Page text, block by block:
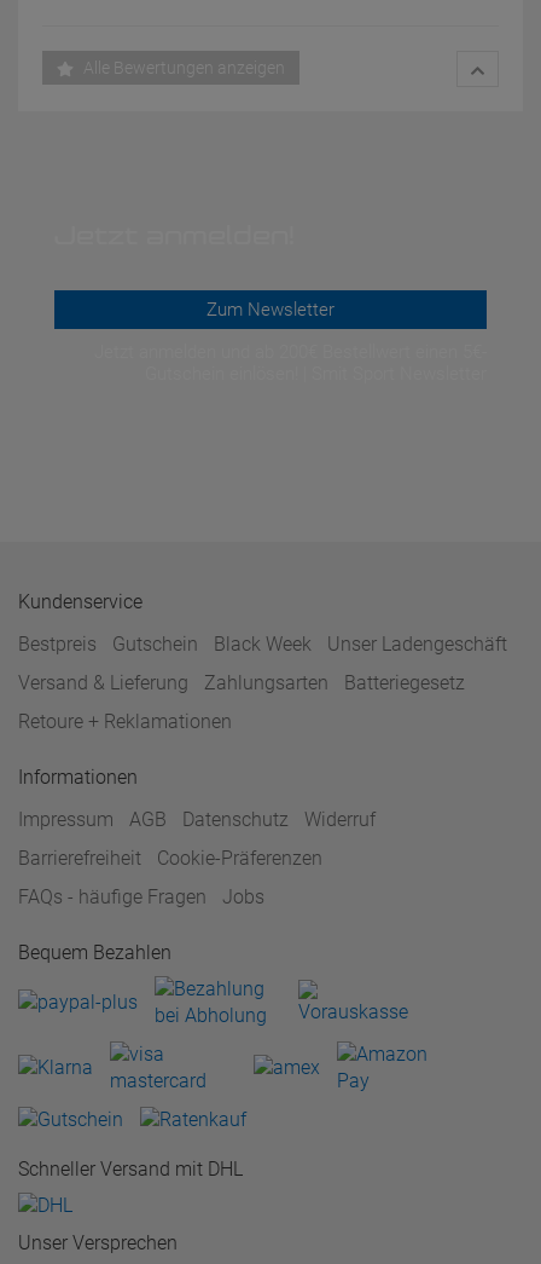
Alle Bewertungen anzeigen
Zum Newsletter
Kundenservice
Bestpreis
Gutschein Black Week
Unser Ladengeschäft
Versand & Lieferung
Zahlungsarten
Batteriegesetz
Retoure + Reklamationen
Informationen
Impressum
AGB Datenschutz
Widerruf
Barrierefreiheit
Cookie-Präferenzen
FAQs - häufige Fragen
Jobs
Bequem Bezahlen
Schneller Versand mit DHL
Unser Versprechen